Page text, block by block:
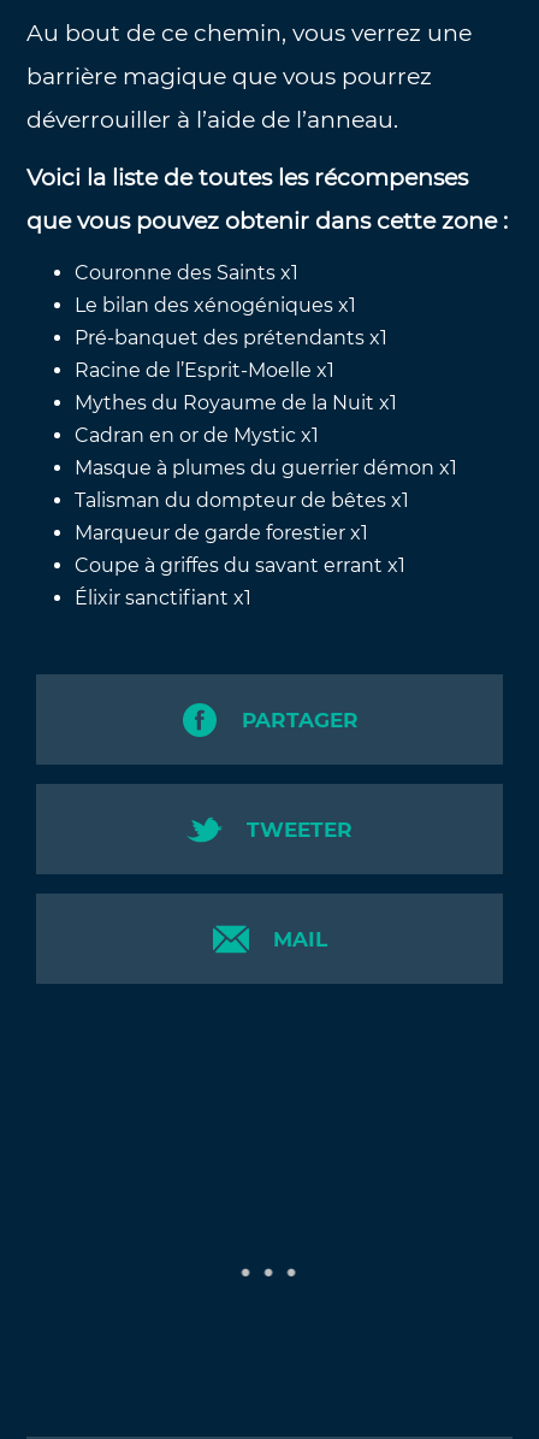
Au bout de ce chemin, vous verrez une
barrière magique que vous pourrez
déverrouiller à l’aide de l’anneau.
Voici la liste de toutes les récompenses
que vous pouvez obtenir dans cette zone :
Couronne des Saints x1
Le bilan des xénogéniques x1
Pré-banquet des prétendants x1
Racine de l’Esprit-Moelle x1
Mythes du Royaume de la Nuit x1
Cadran en or de Mystic x1
Masque à plumes du guerrier démon x1
Talisman du dompteur de bêtes x1
Marqueur de garde forestier x1
Coupe à griffes du savant errant x1
Élixir sanctifiant x1
PARTAGER
TWEETER
MAIL